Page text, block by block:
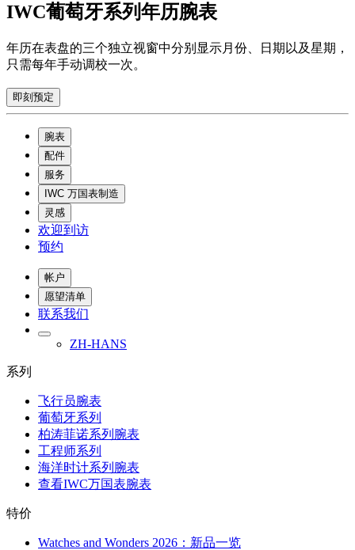
IWC葡萄牙系列年历腕表
年历在表盘的三个独立视窗中分别显示月份、日期以及星期，
只需每年手动调校一次。
即刻预定
腕表
配件
服务
IWC 万国表制造
灵感
欢迎到访
预约
帐户
愿望清单
联系我们
ZH-HANS
系列
飞行员腕表
葡萄牙系列
柏涛菲诺系列腕表
工程师系列
海洋时计系列腕表
查看IWC万国表腕表
特价
Watches and Wonders 2026：新品一览